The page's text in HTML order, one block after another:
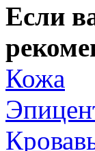
Если
Кожа